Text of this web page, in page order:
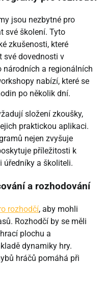
jsou nezbytné pro
své školení. Tyto
zkušenosti, které
své dovednosti v
národních a regionálních
nabízí, které se
po několik dní.
složení zkoušky,
praktickou aplikaci.
nejen zvyšuje
příležitosti k
úředníky a školiteli.
a rozhodování
rozhodčí, aby mohli
Rozhodčí by se měli
plochu a
dynamiky hry.
hráčů pomáhá při